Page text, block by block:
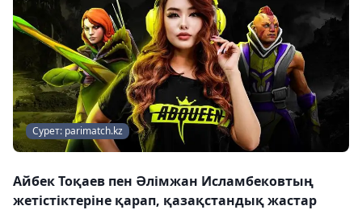
Сурет: parimatch.kz
Айбек Тоқаев пен Әлімжан Исламбековтың
жетістіктеріне қарап, қазақстандық жастар